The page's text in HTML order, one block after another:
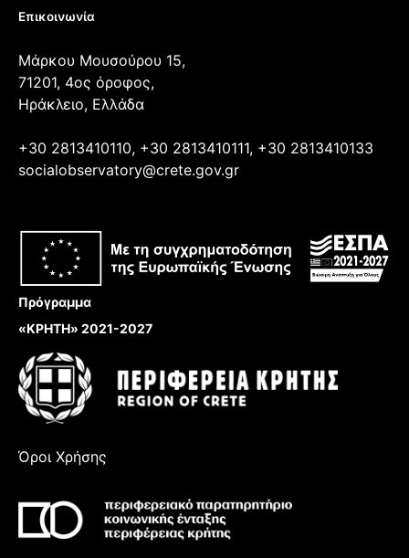
Επικοινωνία
Μάρκου Μουσούρου 15,
71201, 4ος όροφος,
Ηράκλειο, Ελλάδα
+30 2813410110, +30 2813410111, +30 2813410133
socialobservatory@crete.gov.gr
Πρόγραμμα
«ΚΡΗΤΗ» 2021-2027
Όροι Χρήσης